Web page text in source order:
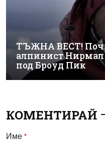
ТЪЖНА ВЕСТ!
алпинист
под Броуд Пик
КОМЕНТИРАЙ
Име *